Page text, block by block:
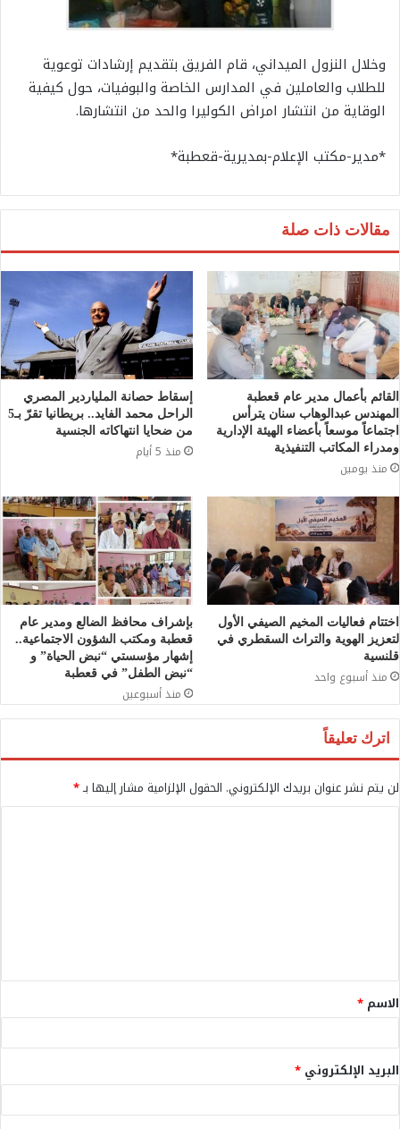
وخلال النزول الميداني، قام الفريق بتقديم إرشادات توعوية
للطلاب والعاملين في المدارس الخاصة والبوفيات، حول كيفية
الوقاية من انتشار امراض الكوليرا والحد من انتشارها.
*مدير-مكتب الإعلام-بمديرية-قعطبة*
مقالات ذات صلة
القائم بأعمال مدير عام قعطبة
المهندس عبدالوهاب سنان يترأس
اجتماعاً موسعاً بأعضاء الهيئة الإدارية
ومدراء المكاتب التنفيذية
منذ يومين
إسقاط حصانة الملياردير المصري
الراحل محمد الفايد.. بريطانيا تقرّ بـ5
من ضحايا انتهاكاته الجنسية
منذ 5 أيام
اختتام فعاليات المخيم الصيفي الأول
لتعزيز الهوية والتراث السقطري في
قلنسية
منذ أسبوع واحد
بإشراف محافظ الضالع ومدير عام
قعطبة ومكتب الشؤون الاجتماعية..
إشهار مؤسستي “نبض الحياة” و
“نبض الطفل” في قعطبة
منذ أسبوعين
اترك تعليقاً
لن يتم نشر عنوان بريدك الإلكتروني. الحقول الإلزامية مشار إليها بـ*
ق
*
الاسم *
البريد الإلكتروني *